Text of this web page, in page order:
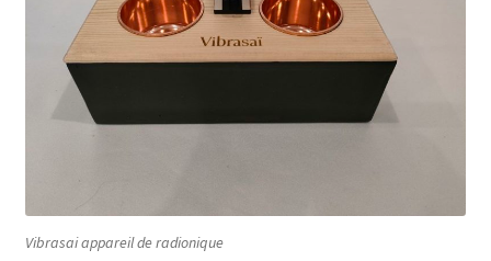
Vibrasai appareil de radionique